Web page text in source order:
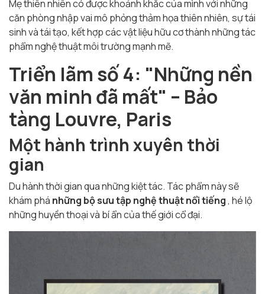
Mẹ thiên nhiên có được khoảnh khắc của mình với những
căn phòng nhập vai mô phỏng thảm họa thiên nhiên, sự tái
sinh và tái tạo, kết hợp các vật liệu hữu cơ thành những tác
phẩm nghệ thuật môi trường mạnh mẽ.
Triển lãm số 4: "Những nền
văn minh đã mất" – Bảo
tàng Louvre, Paris
Một hành trình xuyên thời
gian
Du hành thời gian qua những kiệt tác. Tác phẩm này sẽ
khám phá những bộ sưu tập nghệ thuật nổi tiếng, hé lộ
những huyền thoại và bí ẩn của thế giới cổ đại.